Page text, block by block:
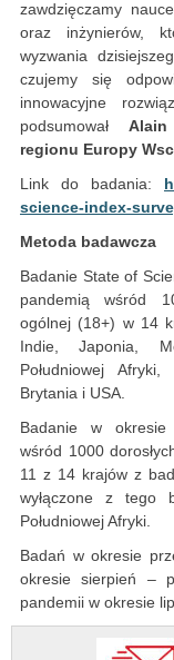
zawdzięczamy
oraz inżynierów,
wyzwania
czujemy się
innowacyjne
podsumował
regionu Europy
Link do badania:
science-index-
Metoda badawcza
Badanie State of
pandemią wśród
ogólnej (18+) w 14
Indie, Japonia,
Południowej
Brytania i USA.
Badanie w okresie
wśród 1000
11 z 14 krajów z
wyłączone z tego
Południowej Afryki.
Badań w okresie
okresie sierpień –
pandemii w okresie